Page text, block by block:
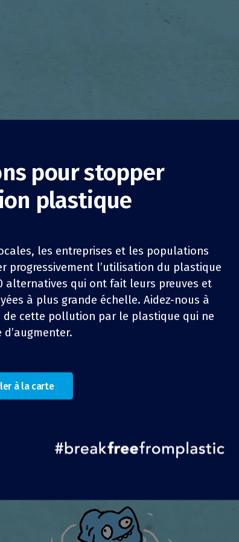
Maria
Entreprises
approvisionnent la
déchet et réduisent les
proposent aussi
PARTAGER 4 PARTAGER
pour stopper
plastique
les entreprises et les populations
progressivement l’utilisation du plastique
alternatives qui ont fait leurs preuves et
à plus grande échelle. Aidez-nous à
de cette pollution par le plastique qui ne
d’augmenter.
à la carte
PARTAGER 4 PARTAGER